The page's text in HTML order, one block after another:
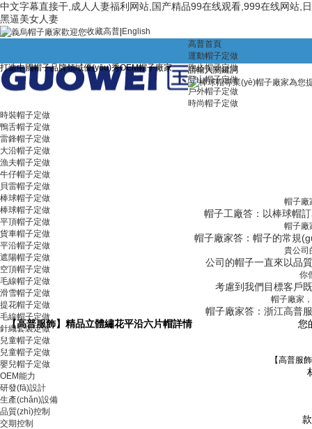
中文字幕直接干,成人人妻福利网站,国产精品99在线观看,999在线网站,
黑逼美女人妻
收藏高普 English
打造中國帽子品牌領域優(yōu)秀OEM帽子廠家
高普首頁
運動帽子定做
跑步帽子定做
登山帽子定做
戶外帽子定做
時尚帽子定做
時裝帽子定做
鴨舌帽子定做
雷鋒帽子定做
大沿帽子定做
漁夫帽子定做
牛仔帽子定做
貝雷帽子定做
棒球帽子定做
棒球帽子定做
平頂帽子定做
貨車帽子定做
平沿帽子定做
遮陽帽子定做
空頂帽子定做
毛線帽子定做
滑雪帽子定做
提花帽子定做
毛線帽子定做
針織套裝定做
兒童帽子定做
兒童帽子定做
嬰兒帽子定做
OEM能力
研發(fā)設計
生產(chǎn)設備
品質(zhì)控制
交期控制
帽子廠
帽子工廠答：以棒球帽訂
帽子廠
帽子廠家答：帽子的常規
貴公司
公司的帽子一直來以品質
你
考慮到我們目標客戶既
帽子廠家
帽子廠家答：浙江高普
【高普服飾】精品立體繡花平沿六片帽詳情 您
【高普服